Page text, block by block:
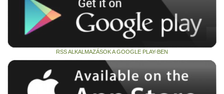
RSS ALKALMAZÁSOK A GOOGLE PLAY-BEN